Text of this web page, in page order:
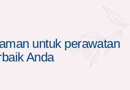
untuk perawatan
Anda